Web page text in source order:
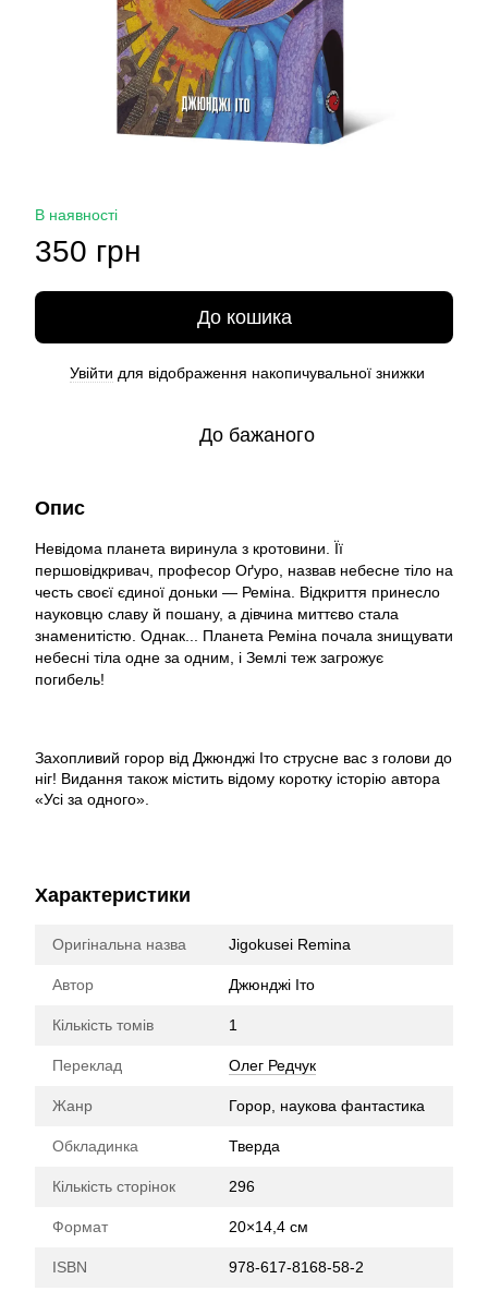
В наявності
350 грн
До кошика
Увійти для відображення накопичувальної знижки
До бажаного
Опис
Невідома планета виринула з кротовини. Її
першовідкривач, професор Оґуро, назвав небесне тіло на
честь своєї єдиної доньки — Реміна. Відкриття принесло
науковцю славу й пошану, а дівчина миттєво стала
знаменитістю. Однак... Планета Реміна почала знищувати
небесні тіла одне за одним, і Землі теж загрожує
погибель!
Захопливий горор від Джюнджі Іто струсне вас з голови до
ніг! Видання також містить відому коротку історію автора
«Усі за одного».
Характеристики
Оригінальна назва Jigokusei Remina
Автор Джюнджі Іто
Кількість томів 1
Переклад Олег Редчук
Жанр Горор, наукова фантастика
Обкладинка Тверда
Кількість сторінок 296
Формат 20×14,4 см
ISBN 978-617-8168-58-2